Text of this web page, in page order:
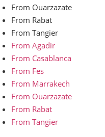
From Ouarzazate
From Rabat
From Tangier
From Agadir
From Casablanca
From Fes
From Marrakech
From Ouarzazate
From Rabat
From Tangier